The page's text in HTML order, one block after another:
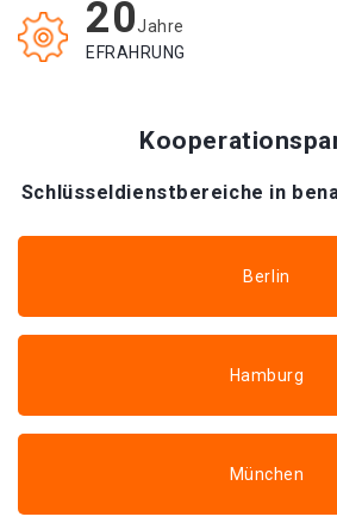
20Jahre
EFRAHRUNG
Schlüsseldienstbereiche in
Berlin
Hamburg
München